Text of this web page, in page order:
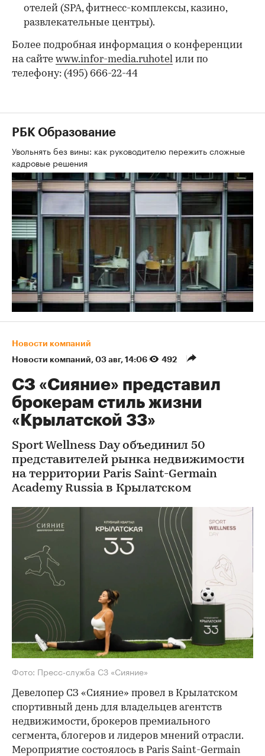
отелей (SPA, фитнесс-комплексы, казино,
развлекательные центры).
Более подробная информация о конференции
на сайте www.infor-media.ruhotel или по
телефону: (495) 666-22-44
РБК Образование
Увольнять без вины: как руководителю пережить сложные
кадровые решения
Новости компаний
Новости компаний⁠, 03 авг, 14:06 492
СЗ «Сияние» представил
брокерам стиль жизни
«Крылатской 33»
Sport Wellness Day объединил 50
представителей рынка недвижимости
на территории Paris Saint-Germain
Academy Russia в Крылатском
Фото: Пресс-служба СЗ «Сияние»
Девелопер СЗ «Сияние» провел в Крылатском
спортивный день для владельцев агентств
недвижимости, брокеров премиального
сегмента, блогеров и лидеров мнений отрасли.
Мероприятие состоялось в Paris Saint-Germain